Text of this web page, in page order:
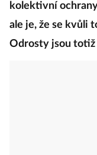
kolektivní
ale je, že se kvůli
Odrosty jsou totiž